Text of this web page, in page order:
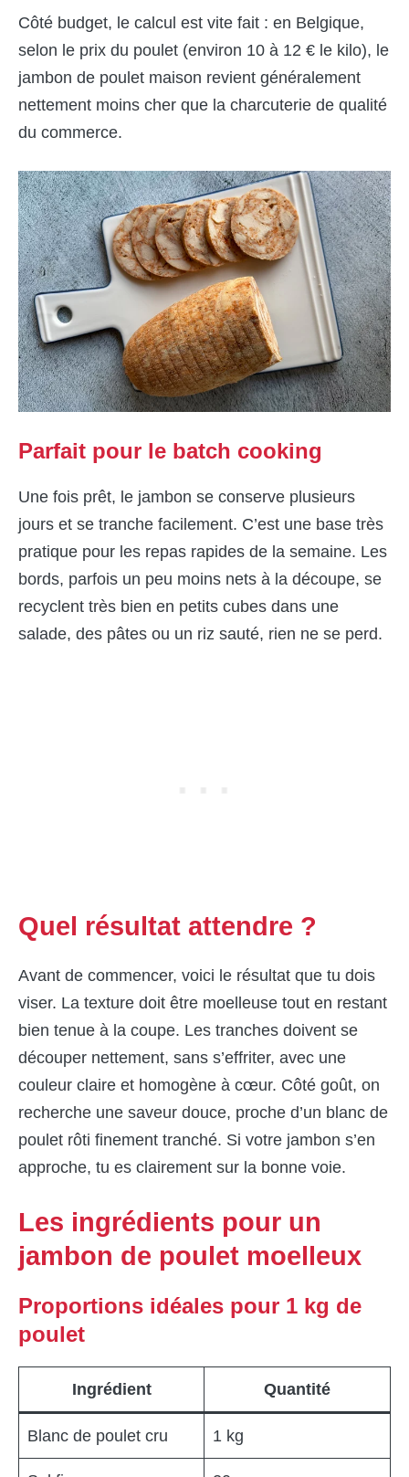
Côté budget, le calcul est vite fait : en Belgique,
selon le prix du poulet (environ 10 à 12 € le kilo), le
jambon de poulet maison revient généralement
nettement moins cher que la charcuterie de qualité
du commerce.
Parfait pour le batch cooking
Une fois prêt, le jambon se conserve plusieurs
jours et se tranche facilement. C’est une base très
pratique pour les repas rapides de la semaine. Les
bords, parfois un peu moins nets à la découpe, se
recyclent très bien en petits cubes dans une
salade, des pâtes ou un riz sauté, rien ne se perd.
Quel résultat attendre ?
Avant de commencer, voici le résultat que tu dois
viser. La texture doit être moelleuse tout en restant
bien tenue à la coupe. Les tranches doivent se
découper nettement, sans s’effriter, avec une
couleur claire et homogène à cœur. Côté goût, on
recherche une saveur douce, proche d’un blanc de
poulet rôti finement tranché. Si votre jambon s’en
approche, tu es clairement sur la bonne voie.
Les ingrédients pour un
jambon de poulet moelleux
Proportions idéales pour 1 kg de
poulet
Ingrédient Quantité
Blanc de poulet cru 1 kg